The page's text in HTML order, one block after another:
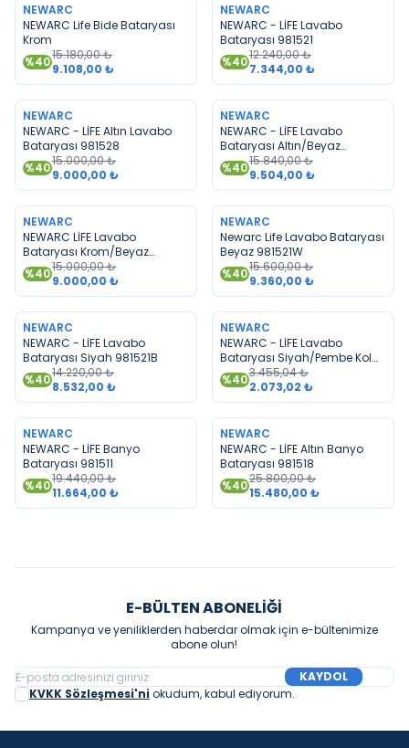
NEWARC
NEWARC Life Bide Bataryası
Krom
%4015.180,00₺
9.108,00 ₺
NEWARC
NEWARC - LİFE Lavabo
Bataryası 981521
%4012.240,00₺
7.344,00 ₺
TÜKENDI
NEWARC
NEWARC - LİFE Altın Lavabo
Bataryası 981528
%4015.000,00₺
9.000,00 ₺
TÜKENDI
NEWARC
NEWARC - LİFE Lavabo
Bataryası Altın/Beyaz
981521WG
%4015.840,00₺
9.504,00 ₺
TÜKENDI
NEWARC
NEWARC LİFE Lavabo
Bataryası Krom/Beyaz
981521KB
%4015.000,00₺
9.000,00 ₺
TÜKENDI
NEWARC
Newarc Life Lavabo Bataryası
Beyaz 981521W
%4015.600,00₺
9.360,00 ₺
TÜKENDI
NEWARC
NEWARC - LİFE Lavabo
Bataryası Siyah 981521B
%4014.220,00₺
8.532,00 ₺
TÜKENDI
NEWARC
NEWARC - LİFE Lavabo
Bataryası Siyah/Pembe Kol
981521B-01
%403.455,04₺
2.073,02 ₺
TÜKENDI
NEWARC
NEWARC - LİFE Banyo
Bataryası 981511
%4019.440,00₺
11.664,00 ₺
TÜKENDI
NEWARC
NEWARC - LİFE Altın Banyo
Bataryası 981518
%4025.800,00₺
15.480,00 ₺
E-BÜLTEN ABONELIĞI
Kampanya ve yeniliklerden haberdar olmak için e-bültenimize
abone olun!
KAYDOL
KVKK Sözleşmesi'ni okudum, kabul ediyorum.